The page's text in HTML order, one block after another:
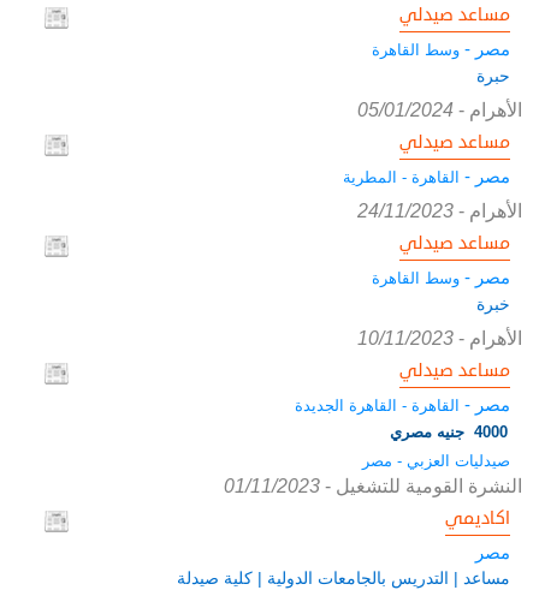
مساعد صيدلي
مصر -وسط القاهرة
حبرة
الأهرام -
05/01/2024
مساعد صيدلي
مصر - القاهرة - المطرية
الأهرام -
24/11/2023
مساعد صيدلي
مصر -وسط القاهرة
خبرة
الأهرام -
10/11/2023
مساعد صيدلي
مصر - القاهرة - القاهرة الجديدة
4000 جنيه مصري
صيدليات العزبي - مصر
النشرة القومية للتشغيل -
01/11/2023
اكاديمي
مصر
مساعد | التدريس بالجامعات الدولية | كلية صيدلة